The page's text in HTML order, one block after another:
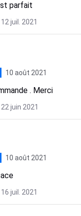
parfait
juil. 2021
10 août 2021
. Merci
juin 2021
10 août 2021
juil. 2021